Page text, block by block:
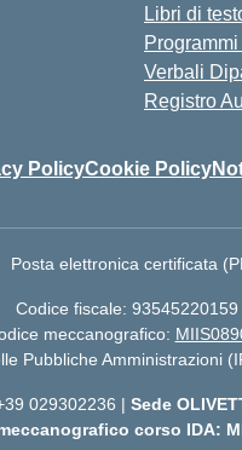
Libri di
Verbali
Registro
PolicyCookie Policy
Posta elettronica certificata
Codice fiscale: 93545220159
meccanografico:
Pubbliche Amministrazioni
029302236 | Sede
corso IDA: